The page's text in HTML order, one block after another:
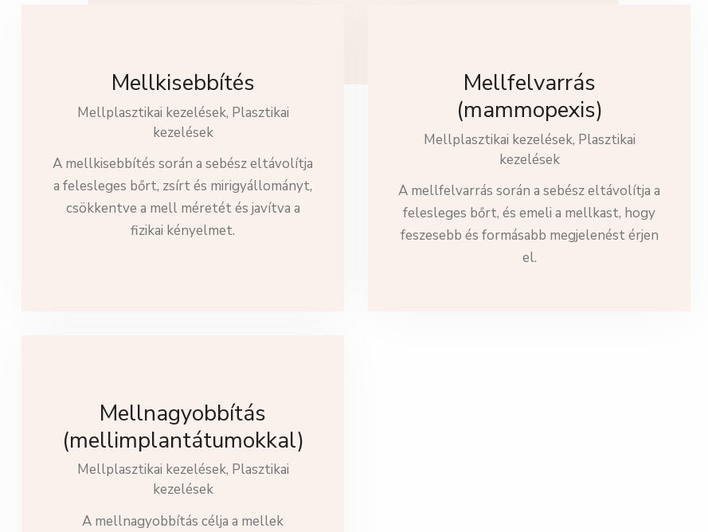
Mellkisebbítés
Mellplasztikai kezelések, Plasztikai
kezelések
A mellkisebbítés során a sebész eltávolítja
a felesleges bőrt, zsírt és mirigyállományt,
csökkentve a mell méretét és javítva a
fizikai kényelmet.
Mellfelvarrás
(mammopexis)
Mellplasztikai kezelések, Plasztikai
kezelések
A mellfelvarrás során a sebész eltávolítja a
felesleges bőrt, és emeli a mellkast, hogy
feszesebb és formásabb megjelenést érjen
el.
Mellnagyobbítás
(mellimplantátumokkal)
Mellplasztikai kezelések, Plasztikai
kezelések
A mellnagyobbítás célja a mellek